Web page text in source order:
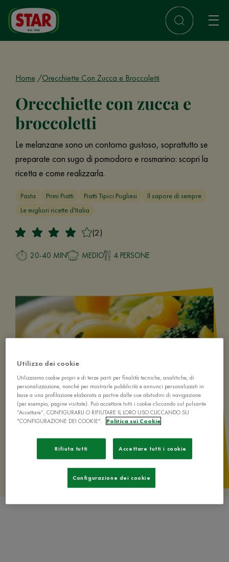
Home Orecchiette Con Zucca e Broccoletti
Orecchiette con zucca e
broccoletti
Le melanzane sono un contorno gustoso, soprattutto se
preparate con sugo di pomodoro e rosmarino: scopri la
ricetta e come realizzarla.
Pasta Primi Piatti Piatti Tipici Pugliesi
Il sapore di sempre
Le migliori ricette d'Italia
(2)
20-40 MIN MEDIO 4 PERSONE
Utilizzo dei cookie
Utilizziamo cookie propri e di terze parti per finalità tecniche, analitiche, di
personalizzazione, nonché per mostrarle pubblicità e annunci personalizzati in
base a una profilazione elaborata a partire dalle sue abitudini di navigazione
(per esempio, pagine visitate). Può accettare tutti i cookie cliccando sul pulsante
“Accettare”, CONFIGURARLI O RIFIUTARE IL LORO USO CLICCANDO SU
"CONFIGURAZIONE DEI COOKIE".
Politica sui Cookie
Rifiuta tutti Accettare tutti i cookie
Configurazione dei cookie